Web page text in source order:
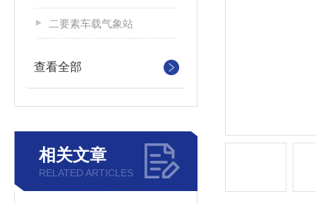
二要素车载气象站
查看全部
相关文章
RELATED ARTICLES